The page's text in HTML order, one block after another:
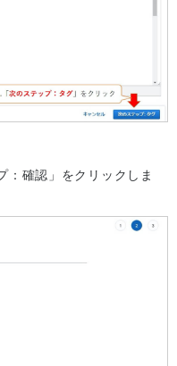
：確認」をクリックしま